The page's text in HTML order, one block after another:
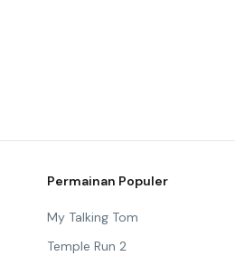
Permainan Populer
My Talking Tom
Temple Run 2